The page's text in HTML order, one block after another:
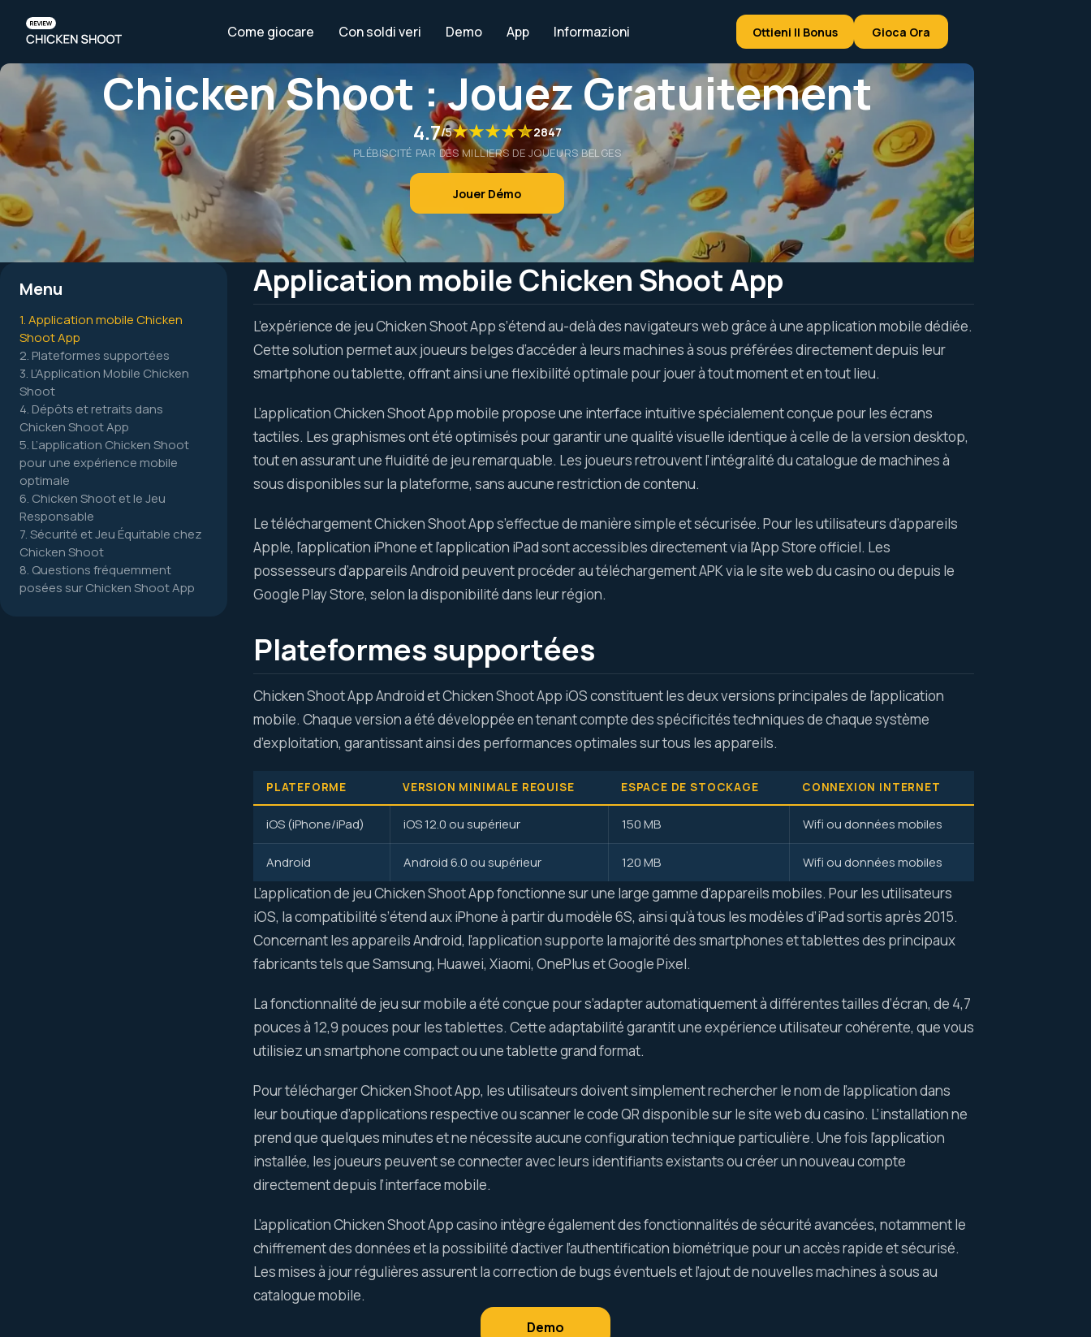
Come giocare Con soldi veri Demo App Informazioni Ottieni Il Bonus Gioca Ora
Chicken Shoot : Jouez Gratuitement
4.7/5 2847
PLÉBISCITÉ PAR DES MILLIERS DE JOUEURS BELGES
Jouer Démo
Menu
1. Application mobile Chicken
Shoot App
2. Plateformes supportées
3. L’Application Mobile Chicken
Shoot
4. Dépôts et retraits dans
Chicken Shoot App
5. L’application Chicken Shoot
pour une expérience mobile
optimale
6. Chicken Shoot et le Jeu
Responsable
7. Sécurité et Jeu Équitable chez
Chicken Shoot
8. Questions fréquemment
posées sur Chicken Shoot App
Application mobile Chicken Shoot App
L’expérience de jeu Chicken Shoot App s’étend au-delà des navigateurs web grâce à une application mobile dédiée.
Cette solution permet aux joueurs belges d’accéder à leurs machines à sous préférées directement depuis leur
smartphone ou tablette, offrant ainsi une flexibilité optimale pour jouer à tout moment et en tout lieu.
L’application Chicken Shoot App mobile propose une interface intuitive spécialement conçue pour les écrans
tactiles. Les graphismes ont été optimisés pour garantir une qualité visuelle identique à celle de la version desktop,
tout en assurant une fluidité de jeu remarquable. Les joueurs retrouvent l’intégralité du catalogue de machines à
sous disponibles sur la plateforme, sans aucune restriction de contenu.
Le téléchargement Chicken Shoot App s’effectue de manière simple et sécurisée. Pour les utilisateurs d’appareils
Apple, l’application iPhone et l’application iPad sont accessibles directement via l’App Store officiel. Les
possesseurs d’appareils Android peuvent procéder au téléchargement APK via le site web du casino ou depuis le
Google Play Store, selon la disponibilité dans leur région.
Plateformes supportées
Chicken Shoot App Android et Chicken Shoot App iOS constituent les deux versions principales de l’application
mobile. Chaque version a été développée en tenant compte des spécificités techniques de chaque système
d’exploitation, garantissant ainsi des performances optimales sur tous les appareils.
PLATEFORME VERSION MINIMALE REQUISE ESPACE DE STOCKAGE CONNEXION INTERNET
iOS (iPhone/iPad) iOS 12.0 ou supérieur 150 MB Wifi ou données mobiles
Android Android 6.0 ou supérieur 120 MB Wifi ou données mobiles
L’application de jeu Chicken Shoot App fonctionne sur une large gamme d’appareils mobiles. Pour les utilisateurs
iOS, la compatibilité s’étend aux iPhone à partir du modèle 6S, ainsi qu’à tous les modèles d’iPad sortis après 2015.
Concernant les appareils Android, l’application supporte la majorité des smartphones et tablettes des principaux
fabricants tels que Samsung, Huawei, Xiaomi, OnePlus et Google Pixel.
La fonctionnalité de jeu sur mobile a été conçue pour s’adapter automatiquement à différentes tailles d’écran, de 4,7
pouces à 12,9 pouces pour les tablettes. Cette adaptabilité garantit une expérience utilisateur cohérente, que vous
utilisiez un smartphone compact ou une tablette grand format.
Pour télécharger Chicken Shoot App, les utilisateurs doivent simplement rechercher le nom de l’application dans
leur boutique d’applications respective ou scanner le code QR disponible sur le site web du casino. L’installation ne
prend que quelques minutes et ne nécessite aucune configuration technique particulière. Une fois l’application
installée, les joueurs peuvent se connecter avec leurs identifiants existants ou créer un nouveau compte
directement depuis l’interface mobile.
L’application Chicken Shoot App casino intègre également des fonctionnalités de sécurité avancées, notamment le
chiffrement des données et la possibilité d’activer l’authentification biométrique pour un accès rapide et sécurisé.
Les mises à jour régulières assurent la correction de bugs éventuels et l’ajout de nouvelles machines à sous au
catalogue mobile.
Demo